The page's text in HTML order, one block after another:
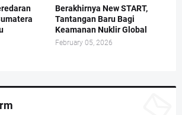
Berakhirnya New START,
Tantangan Baru Bagi
Keamanan Nuklir Global
February 05, 2026